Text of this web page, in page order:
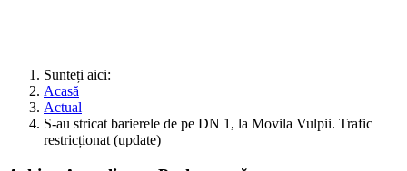
Sunteți aici:
Acasă
Actual
S-au stricat barierele de pe DN 1, la Movila Vulpii. Trafic
restricționat (update)